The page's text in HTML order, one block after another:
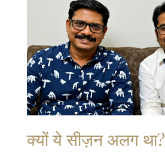
क्यों ये सीज़न अलग था?